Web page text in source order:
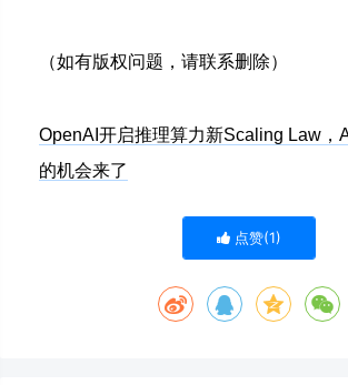
（如有版权问题，请联系删除）
OpenAI开启推理算力新Scaling Law，
的机会来了
点赞(1)